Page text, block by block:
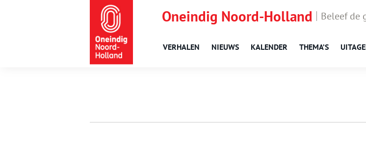
Oneindig Noord-Holland Beleef de
VERHALEN NIEUWS KALENDER THEMA’S